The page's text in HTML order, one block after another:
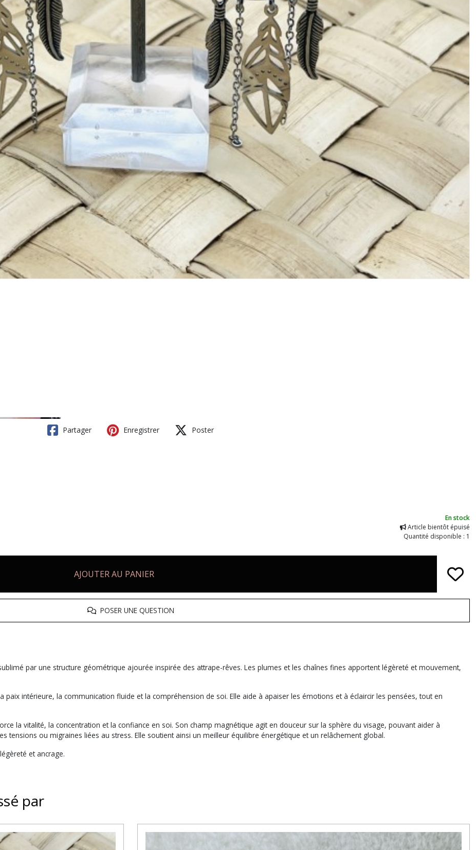
Partager Enregistrer Poster
En stock
Article bientôt épuisé
Quantité disponible : 1
AJOUTER AU PANIER
POSER UNE QUESTION
par une structure géométrique ajourée inspirée des attrape-rêves. Les plumes et les chaînes fines apportent légèreté et mouvement,
paix intérieure, la communication fluide et la compréhension de soi. Elle aide à apaiser les émotions et à éclaircir les pensées, tout en
la vitalité, la concentration et la confiance en soi. Son champ magnétique agit en douceur sur la sphère du visage, pouvant aider à
tensions ou migraines liées au stress. Elle soutient ainsi un meilleur équilibre énergétique et un relâchement global.
et ancrage.
par